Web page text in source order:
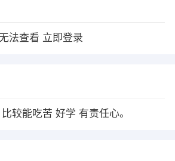
法查看 立即登录
较能吃苦 好学 有责任心。